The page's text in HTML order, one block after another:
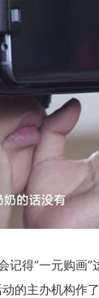
得“一元购画
的主办机构作